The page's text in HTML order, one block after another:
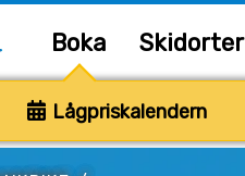
Boka Skidorter
Lågpriskalendern